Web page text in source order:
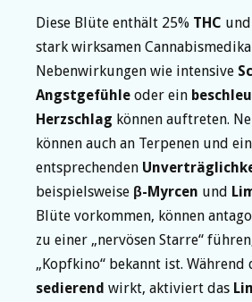
Diese Blüte enthält 25% THC
stark wirksamen
Nebenwirkungen wie intensive
Angstgefühle oder ein
Herzschlag können auftreten.
können auch an Terpenen und
entsprechenden
beispielsweise β-Myrcen und
Blüte vorkommen, können
zu einer „nervösen Starre“
„Kopfkino“ bekannt ist. Während
sedierend wirkt, aktiviert das